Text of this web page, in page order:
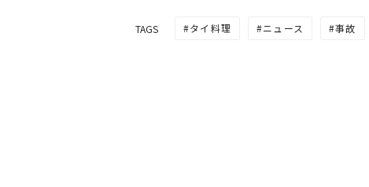
TAGS タイ料理 ニュース 事故